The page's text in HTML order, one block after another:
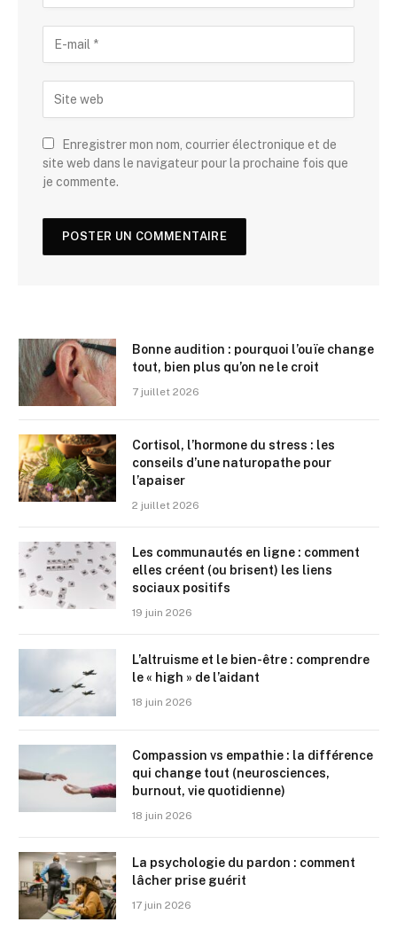
Enregistrer mon nom, courrier électronique et de
site web dans le navigateur pour la prochaine fois que
je commente.
Bonne audition : pourquoi l’ouïe change
tout, bien plus qu’on ne le croit
7 juillet 2026
Cortisol, l’hormone du stress : les
conseils d’une naturopathe pour
l’apaiser
2 juillet 2026
Les communautés en ligne : comment
elles créent (ou brisent) les liens
sociaux positifs
19 juin 2026
L’altruisme et le bien-être : comprendre
le « high » de l’aidant
18 juin 2026
Compassion vs empathie : la différence
qui change tout (neurosciences,
burnout, vie quotidienne)
18 juin 2026
La psychologie du pardon : comment
lâcher prise guérit
17 juin 2026